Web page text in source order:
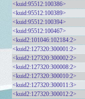
<kuid:95512:100386>
<kuid:95512:100389>
<kuid:95512:100394>
<kuid:95512:100467>
<kuid2:101046:102184:2>
<kuid2:127320:300001:2>
<kuid2:127320:300002:2>
<kuid2:127320:300008:2>
<kuid2:127320:300010:2>
<kuid2:127320:300011:3>
<kuid2:127320:300012:2>